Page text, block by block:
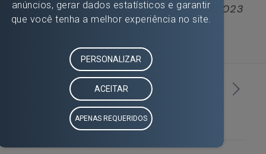
RESULTADO DO PROCESSO Nº004/2023